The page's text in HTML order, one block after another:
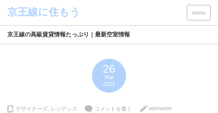
menu
京王線の高級賃貸情報たっぷり｜最新空室情報
26
Mar
2023
デザイナーズ レジデンス コメントを書く wpmaster